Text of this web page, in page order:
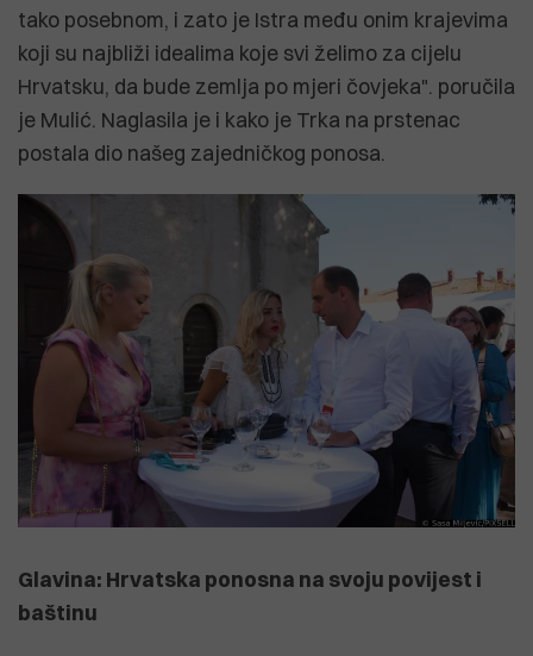
tako posebnom, i zato je Istra među onim krajevima
koji su najbliži idealima koje svi želimo za cijelu
Hrvatsku, da bude zemlja po mjeri čovjeka". poručila
je Mulić. Naglasila je i kako je Trka na prstenac
postala dio našeg zajedničkog ponosa.
Glavina: Hrvatska ponosna na svoju povijest i
baštinu